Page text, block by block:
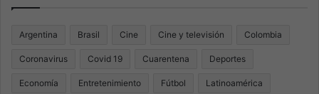
Argentina Brasil Cine Cine y televisión Colombia
Coronavirus Covid 19 Cuarentena Deportes
Economía Entretenimiento Fútbol Latinoamérica